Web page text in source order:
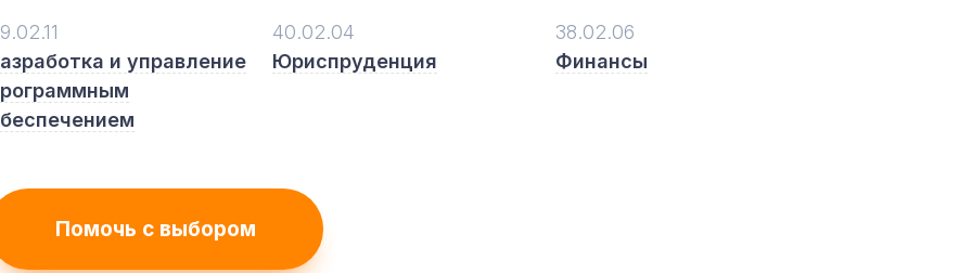
и управление
40.02.04
Юриспруденция
38.02.06
Финансы
Помочь с выбором